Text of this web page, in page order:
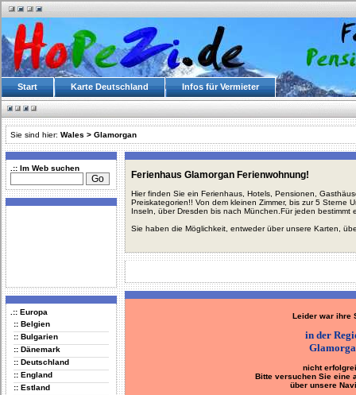
Start Karte Deutschland Infos für Vermieter
Sie sind hier: Wales > Glamorgan
.:: Im Web suchen
.:: Europa
:: Belgien
:: Bulgarien
:: Dänemark
:: Deutschland
:: England
:: Estland
Ferienhaus Glamorgan Ferienwohnung!
Hier finden Sie ein Ferienhaus, Hotels, Pensionen,
Preiskategorien!! Von dem kleinen Zimmer, bis zur 5 Sterne
Inseln, über Dresden bis nach München.Für jeden bestimmt
Sie haben die Möglichkeit, entweder über unsere Karten,
Leider war ihre
in der
nicht
Bitte versuchen Sie eine
über unsere